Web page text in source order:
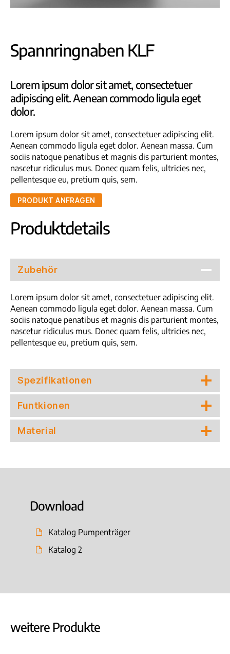
Spannringnaben KLF
Lorem ipsum dolor sit amet, consectetuer
adipiscing elit. Aenean commodo ligula eget
dolor.
Lorem ipsum dolor sit amet, consectetuer adipiscing elit.
Aenean commodo ligula eget dolor. Aenean massa. Cum
sociis natoque penatibus et magnis dis parturient montes,
nascetur ridiculus mus. Donec quam felis, ultricies nec,
pellentesque eu, pretium quis, sem.
PRODUKT ANFRAGEN
Produktdetails
Zubehör
Lorem ipsum dolor sit amet, consectetuer adipiscing elit.
Aenean commodo ligula eget dolor. Aenean massa. Cum
sociis natoque penatibus et magnis dis parturient montes,
nascetur ridiculus mus. Donec quam felis, ultricies nec,
pellentesque eu, pretium quis, sem.
Spezifikationen
Funtkionen
Material
Download
Katalog Pumpenträger
Katalog 2
weitere Produkte